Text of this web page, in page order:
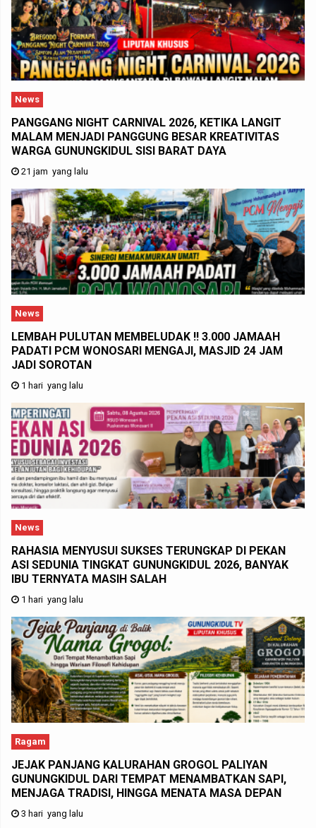
News
PANGGANG NIGHT CARNIVAL 2026, KETIKA LANGIT
MALAM MENJADI PANGGUNG BESAR KREATIVITAS
WARGA GUNUNGKIDUL SISI BARAT DAYA
21 jam yang lalu
News
LEMBAH PULUTAN MEMBELUDAK !! 3.000 JAMAAH
PADATI PCM WONOSARI MENGAJI, MASJID 24 JAM
JADI SOROTAN
1 hari yang lalu
News
RAHASIA MENYUSUI SUKSES TERUNGKAP DI PEKAN
ASI SEDUNIA TINGKAT GUNUNGKIDUL 2026, BANYAK
IBU TERNYATA MASIH SALAH
1 hari yang lalu
Ragam
JEJAK PANJANG KALURAHAN GROGOL PALIYAN
GUNUNGKIDUL DARI TEMPAT MENAMBATKAN SAPI,
MENJAGA TRADISI, HINGGA MENATA MASA DEPAN
3 hari yang lalu